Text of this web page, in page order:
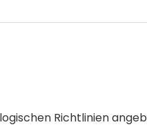
Richtlinien